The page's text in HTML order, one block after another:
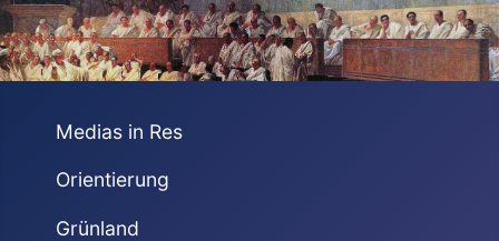
Medias in Res
Orientierung
Grünland